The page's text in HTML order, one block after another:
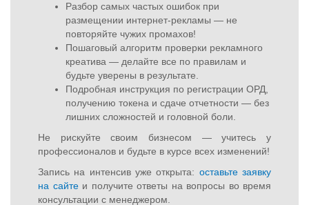
Разбор самых частых ошибок при
размещении интернет-рекламы — не
повторяйте чужих промахов!
Пошаговый алгоритм проверки рекламного
креатива — делайте все по правилам и
будьте уверены в результате.
Подробная инструкция по регистрации ОРД,
получению токена и сдаче отчетности — без
лишних сложностей и головной боли.
Не рискуйте своим бизнесом — учитесь у
профессионалов и будьте в курсе всех изменений!
Запись на интенсив уже открыта: оставьте заявку
на сайтеи получите ответы на вопросы во время
консультации с менеджером.